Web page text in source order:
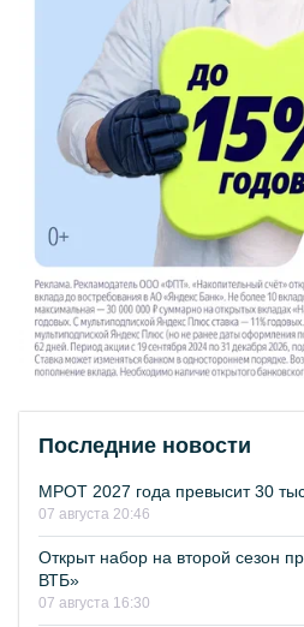
Последние новости
МРОТ 2027 года превысит 30
07 августа 20:46
Открыт набор на второй сезон
ВТБ»
07 августа 16:30